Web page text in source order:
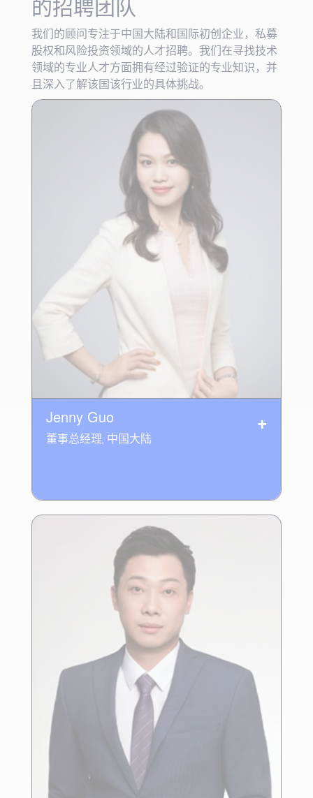
的招聘团队
我们的顾问专注于中国大陆和国际初创企业，私募
股权和风险投资领域的人才招聘。我们在寻找技术
领域的专业人才方面拥有经过验证的专业知识，并
且深入了解该国该行业的具体挑战。
Jenny Guo
董事总经理, 中国大陆